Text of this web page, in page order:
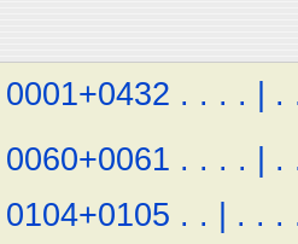
0001+0432 . . . . | .
0060+0061 . . . . | .
0104+0105 . . | . . .